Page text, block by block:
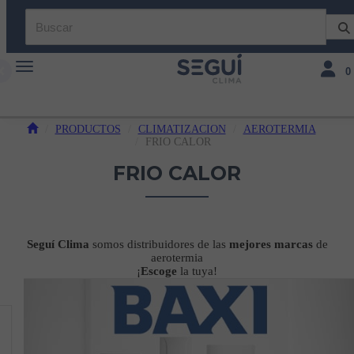
Toggle navigation 0
PRODUCTOS CLIMATIZACION
AEROTERMIA
FRIO CALOR
FRIO CALOR
Seguí Clima somos distribuidores de las mejores marcas de
aerotermia
¡Escoge la tuya!